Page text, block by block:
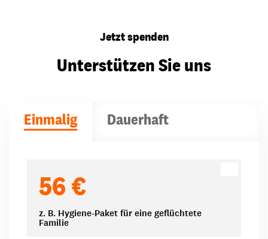
Jetzt spenden
Unterstützen Sie uns
Einmalig Dauerhaft
56 €
z. B. Hygiene-Paket für eine geflüchtete
Familie